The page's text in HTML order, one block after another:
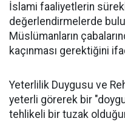
İslami faaliyetlerin
değerlendirmelerde
Müslümanların
kaçınması gerektiğini
Yeterlilik Duygusu ve
yeterli görerek bir
tehlikeli bir tuzak